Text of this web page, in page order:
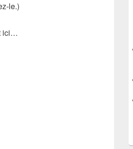
le.)
ici…